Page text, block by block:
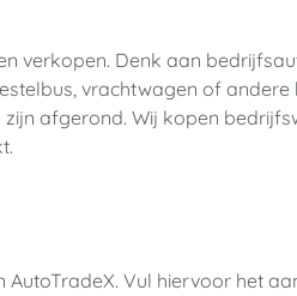
Denk aan
vrachtwagen of
afgerond. Wij kopen
Vul hiervoor het